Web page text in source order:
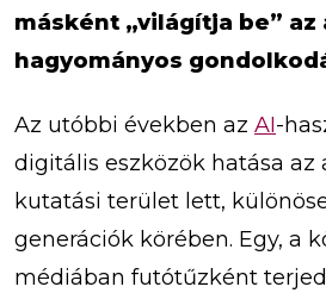
másként „világítja be” az
hagyományos
Az utóbbi években az AI-
digitális eszközök hatása az
kutatási terület lett,
generációk körében. Egy, a
médiában futótűzként